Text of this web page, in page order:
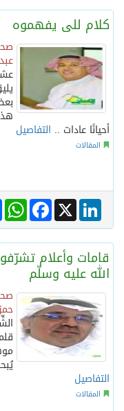
الطريجى يبارك
كلام للى يفهموه
أحيانًا عادات .. التفاصيل
المقالات
Facebook X
LinkedIn
قامات وأعلام
الله عليه وسلّم
التفاصيل
المقالات